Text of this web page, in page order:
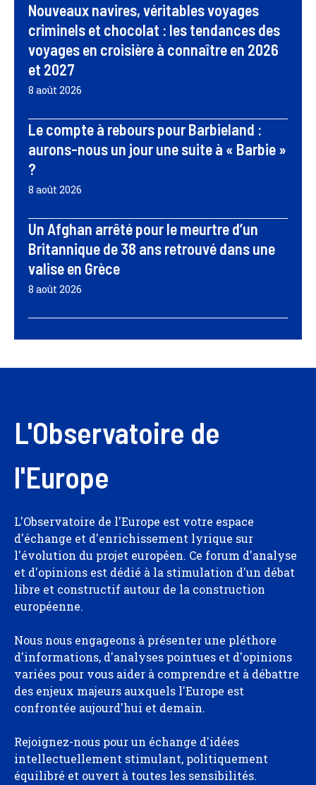
Nouveaux navires, véritables voyages
criminels et chocolat : les tendances des
voyages en croisière à connaître en 2026
et 2027
8 août 2026
Le compte à rebours pour Barbieland :
aurons-nous un jour une suite à « Barbie »
?
8 août 2026
Un Afghan arrêté pour le meurtre d’un
Britannique de 38 ans retrouvé dans une
valise en Grèce
8 août 2026
L'Observatoire de
l'Europe
L'Observatoire de l'Europe est votre espace
d'échange et d'enrichissement lyrique sur
l'évolution du projet européen. Ce forum d'analyse
et d'opinions est dédié à la stimulation d'un débat
libre et constructif autour de la construction
européenne.
Nous nous engageons à présenter une pléthore
d'informations, d'analyses pointues et d'opinions
variées pour vous aider à comprendre et à débattre
des enjeux majeurs auxquels l'Europe est
confrontée aujourd'hui et demain.
Rejoignez-nous pour un échange d'idées
intellectuellement stimulant, politiquement
équilibré et ouvert à toutes les sensibilités.